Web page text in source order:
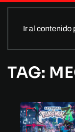
Ir al contenido
TAG: